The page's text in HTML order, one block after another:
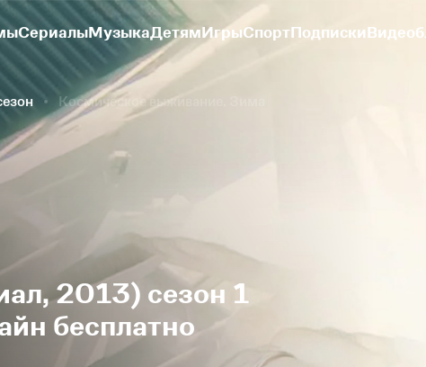
СериалыМузыкаДетямИгрыСпортПодписки
Космическое выживание. Зима
2013) сезон 1
бесплатно